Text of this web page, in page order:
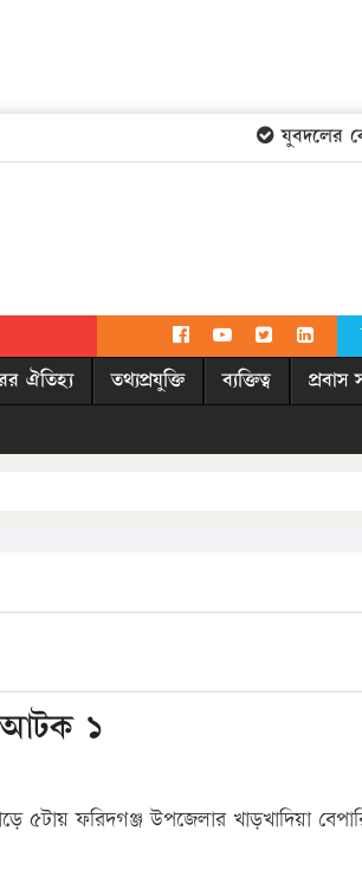
যুবদলের
ঐতিহ্য তথ্যপ্রযুক্তি ব্যক্তিত্ব প্রবাস
আটক ১
৫টায় ফরিদগঞ্জ উপজেলার খাড়খাদিয়া